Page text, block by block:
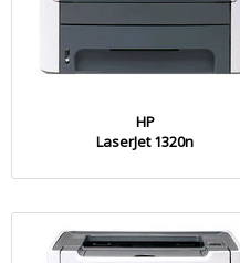
HP
LaserJet 1320n